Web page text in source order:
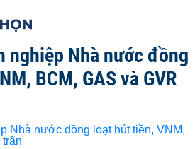
nghiệp Nhà nước đồng
BCM, GAS và GVR